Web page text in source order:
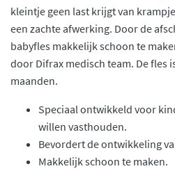
kleintje geen last krijgt van
een zachte afwerking. Door de
babyfles makkelijk schoon te
door Difrax medisch team. De fles
maanden.
Speciaal ontwikkeld voor
willen vasthouden.
Bevordert de ontwikkeling
Makkelijk schoon te maken.